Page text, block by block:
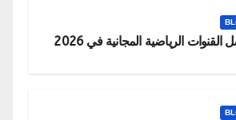
القنوات الرياضية المجانية في 2026